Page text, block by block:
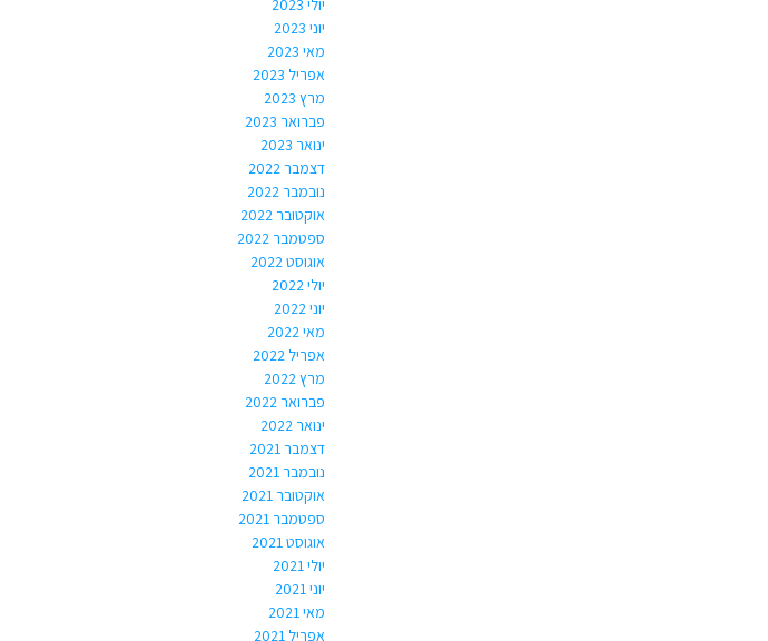
יוני 2023
מאי 2023
אפריל 2023
מרץ 2023
פברואר 2023
ינואר 2023
דצמבר 2022
נובמבר 2022
אוקטובר 2022
ספטמבר 2022
אוגוסט 2022
יולי 2022
יוני 2022
מאי 2022
אפריל 2022
מרץ 2022
פברואר 2022
ינואר 2022
דצמבר 2021
נובמבר 2021
אוקטובר 2021
ספטמבר 2021
אוגוסט 2021
יולי 2021
יוני 2021
מאי 2021
אפריל 2021